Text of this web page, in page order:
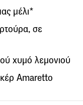
μέλι*
σε
χυμό λεμονιού
Amaretto